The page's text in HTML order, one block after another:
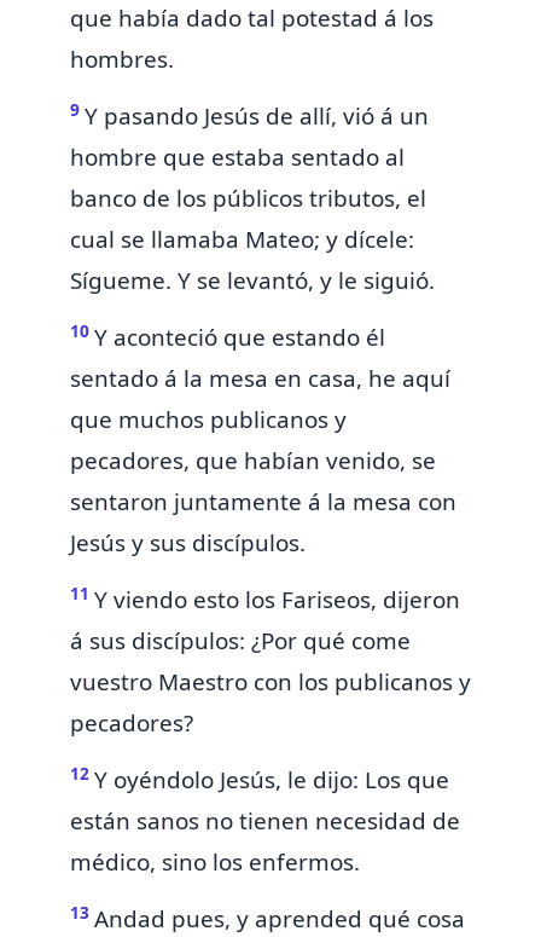
que había dado tal potestad á los
hombres.
9 Y pasando Jesús de allí, vió á un
hombre que estaba sentado al
banco de los públicos tributos, el
cual se llamaba Mateo; y dícele:
Sígueme. Y se levantó, y le siguió.
10 Y aconteció que estando él
sentado á la mesa en casa, he aquí
que muchos publicanos y
pecadores, que habían venido, se
sentaron juntamente á la mesa con
Jesús y sus discípulos.
11 Y viendo esto los Fariseos, dijeron
á sus discípulos: ¿Por qué come
vuestro Maestro con los publicanos y
pecadores?
12 Y oyéndolo Jesús, le dijo: Los que
están sanos no tienen necesidad de
médico, sino los enfermos.
13 Andad pues, y aprended qué cosa